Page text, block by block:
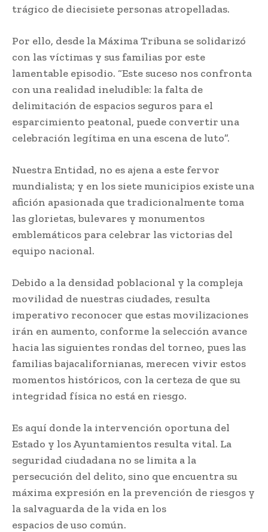
trágico de diecisiete personas atropelladas.
Por ello, desde la Máxima Tribuna se solidarizó
con las víctimas y sus familias por este
lamentable episodio. “Este suceso nos confronta
con una realidad ineludible: la falta de
delimitación de espacios seguros para el
esparcimiento peatonal, puede convertir una
celebración legítima en una escena de luto”.
Nuestra Entidad, no es ajena a este fervor
mundialista; y en los siete municipios existe una
afición apasionada que tradicionalmente toma
las glorietas, bulevares y monumentos
emblemáticos para celebrar las victorias del
equipo nacional.
Debido a la densidad poblacional y la compleja
movilidad de nuestras ciudades, resulta
imperativo reconocer que estas movilizaciones
irán en aumento, conforme la selección avance
hacia las siguientes rondas del torneo, pues las
familias bajacalifornianas, merecen vivir estos
momentos históricos, con la certeza de que su
integridad física no está en riesgo.
Es aquí donde la intervención oportuna del
Estado y los Ayuntamientos resulta vital. La
seguridad ciudadana no se limita a la
persecución del delito, sino que encuentra su
máxima expresión en la prevención de riesgos y
la salvaguarda de la vida en los
espacios de uso común.